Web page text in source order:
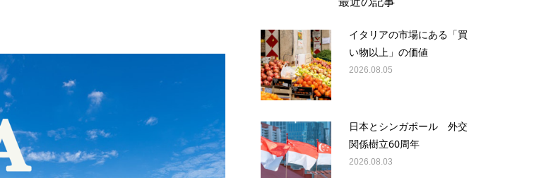
イタリアの市場にある「買
い物以上」の価値
2026.08.05
日本とシンガポール 外交
関係樹立60周年
2026.08.03